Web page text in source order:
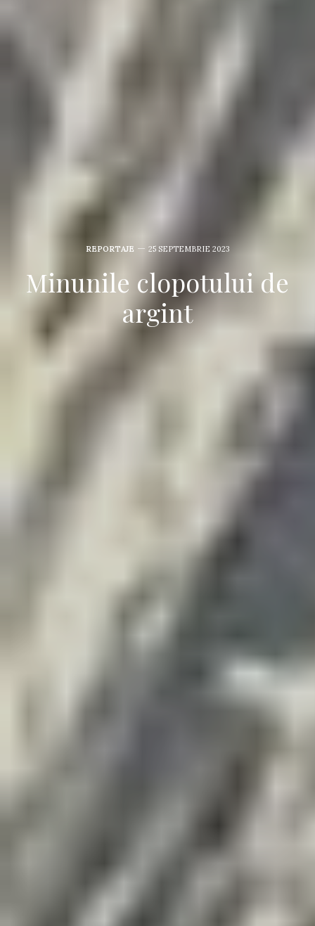
REPORTAJE 25 SEPTEMBRIE 2023
Minunile clopotului de
argint